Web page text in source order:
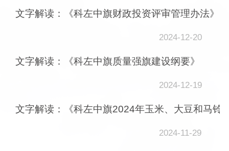
文字解读：《科左中旗财政投资评审管理办法》
2024-12-20
文字解读：《科左中旗质量强旗建设纲要》
2024-12-19
文字解读：《科左中旗2024年玉米、大豆和马铃
2024-11-29